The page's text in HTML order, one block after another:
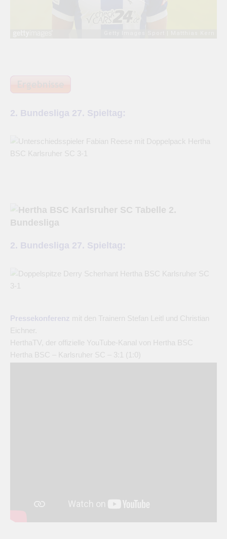
2. Bundesliga 27. Spieltag:
2. Bundesliga 27. Spieltag:
Pressekonferenz mit den Trainern Stefan Leitl und Christian
Eichner.
HerthaTV, der offizielle YouTube-Kanal von Hertha BSC
Hertha BSC – Karlsruher SC – 3:1 (1:0)